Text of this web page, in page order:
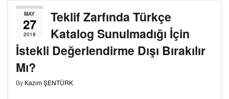
MAY
27
2018
Teklif Zarfında Türkçe
Katalog Sunulmadığı İçin
İstekli Değerlendirme Dışı Bırakılır
Mı?
By Kazım ŞENTÜRK